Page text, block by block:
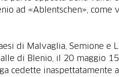
ad «Ablentschen», come
di Malvaglia, Semione
di Blenio, il 20 maggio
cedette inaspettatamente